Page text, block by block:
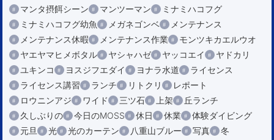
マンタ摂餌シーン
マンツーマン
ミナミハコフグ
ミナミハコフグ幼魚
メガネゴンベ
メンテナンス
メンテナンス休暇
メンテナンス作業
モンツキカエルウオ
ヤエヤマヒメボタル
ヤシャハゼ ヤッコエイ
ヤドカリ
ユキンコ
ヨスジフエダイ ヨナラ水道
ライセンス
ライセンス講習
ランチ リトクリ
レポート
ロウニンアジ
ワイド 三ツ石 上架
丘ランチ
久しぶりの
今日のMOSS 休日 休業
体験ダイビング
元旦
光 光のカーテン 八重山ブルー 写真
冬